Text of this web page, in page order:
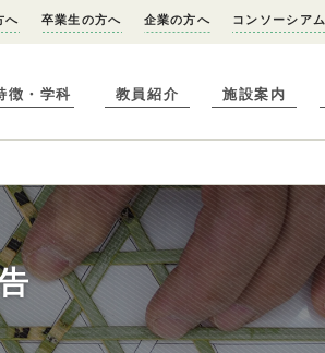
へ 卒業生の方へ 企業の方へ コンソーシアム
徴・学科 教員紹介 施設案内